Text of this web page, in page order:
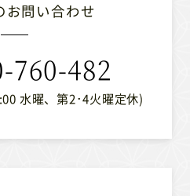
お問い合わせ
760-482
水曜、第2･4火曜定休)